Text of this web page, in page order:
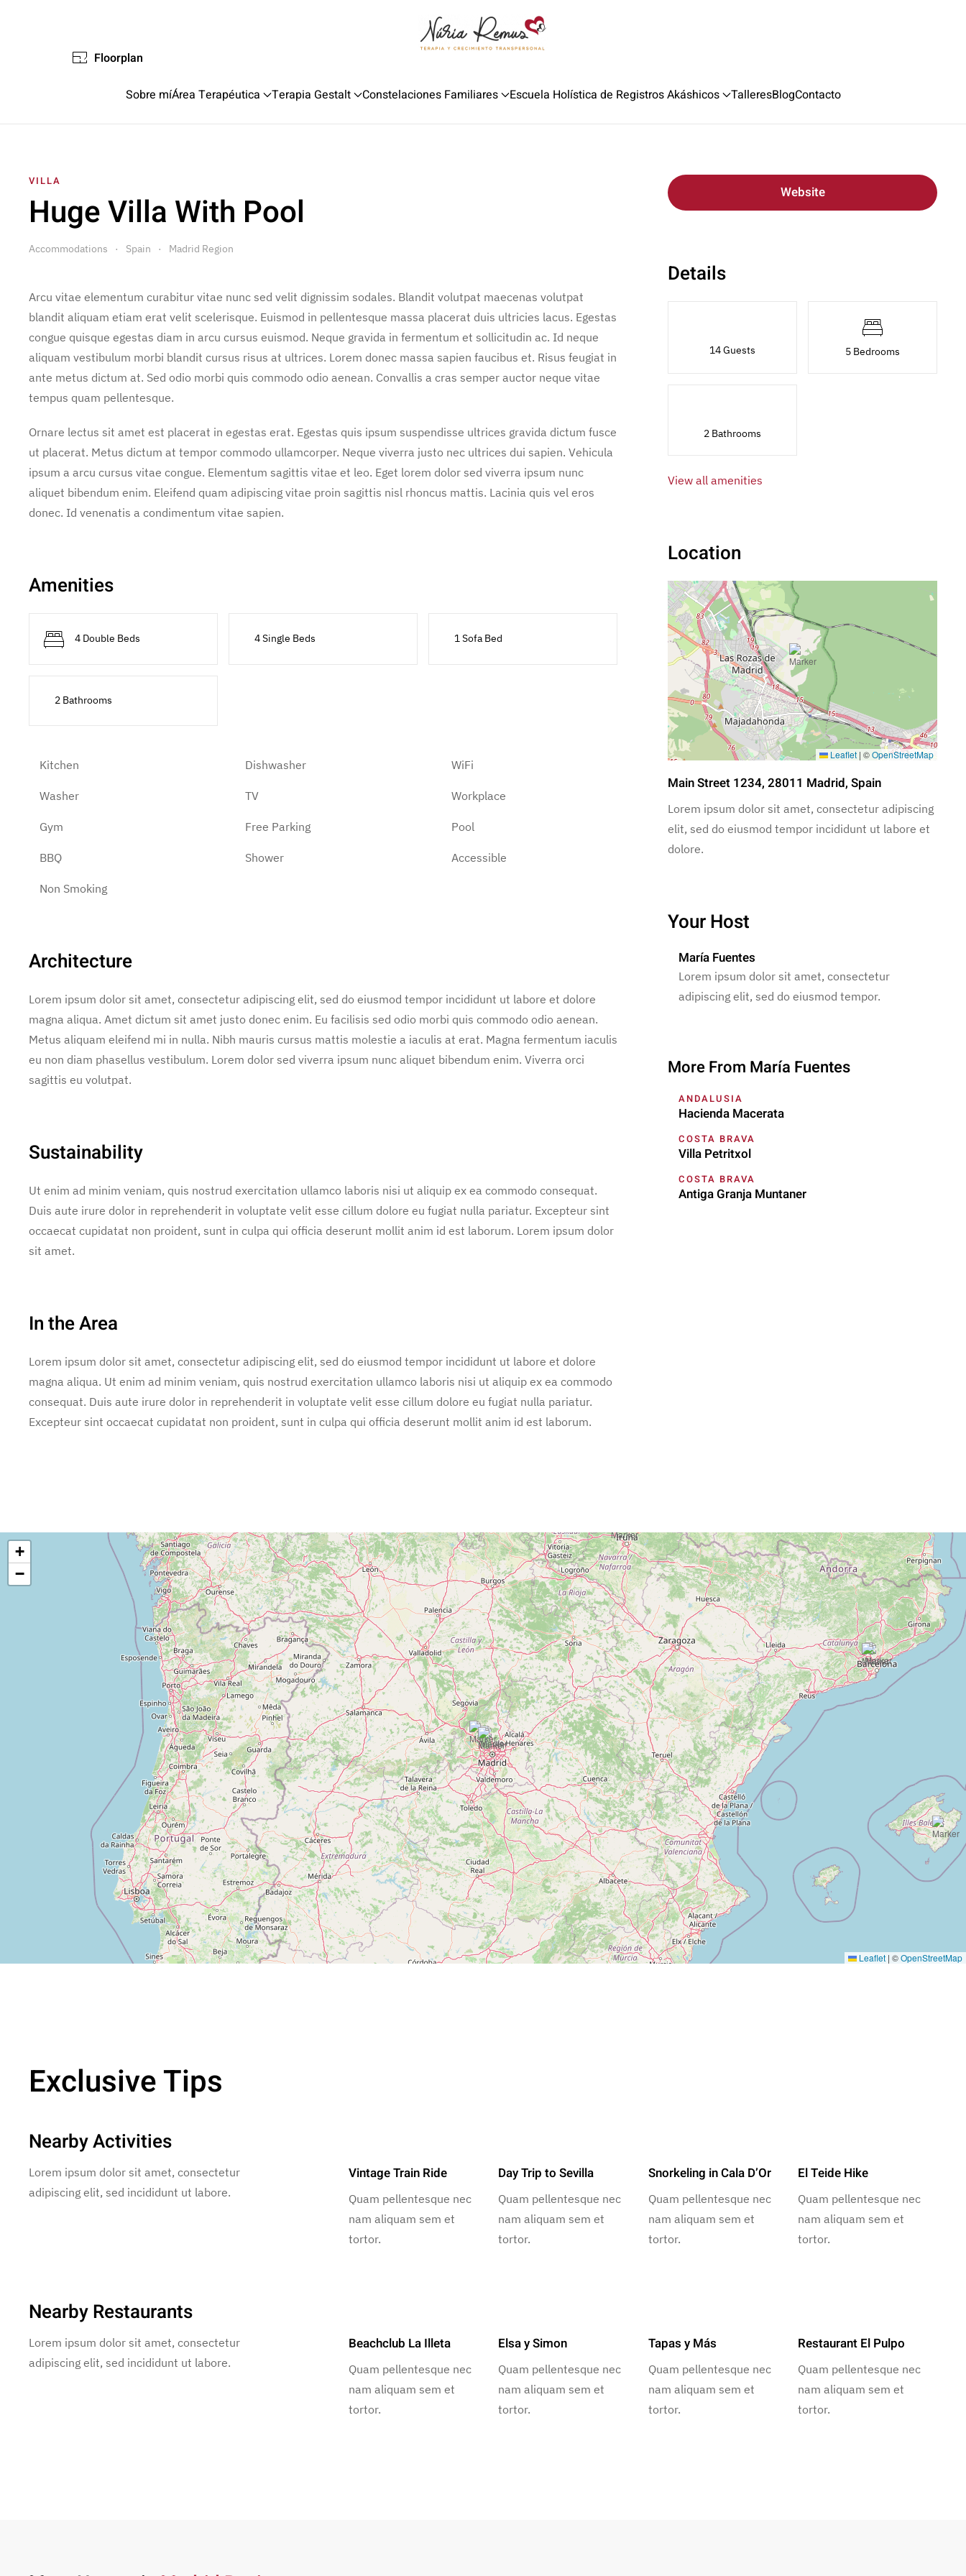
Sobre míÁrea Terapéutica Terapia Gestalt Constelaciones Familiares Escuela Holística de Registros Akáshicos TalleresBlogContacto
Floorplan
VILLA
Huge Villa With Pool
Accommodations Spain Madrid Region
Arcu vitae elementum curabitur vitae nunc sed velit dignissim sodales. Blandit volutpat maecenas volutpat
blandit aliquam etiam erat velit scelerisque. Euismod in pellentesque massa placerat duis ultricies lacus. Egestas
congue quisque egestas diam in arcu cursus euismod. Neque gravida in fermentum et sollicitudin ac. Id neque
aliquam vestibulum morbi blandit cursus risus at ultrices. Lorem donec massa sapien faucibus et. Risus feugiat in
ante metus dictum at. Sed odio morbi quis commodo odio aenean. Convallis a cras semper auctor neque vitae
tempus quam pellentesque.
Ornare lectus sit amet est placerat in egestas erat. Egestas quis ipsum suspendisse ultrices gravida dictum fusce
ut placerat. Metus dictum at tempor commodo ullamcorper. Neque viverra justo nec ultrices dui sapien. Vehicula
ipsum a arcu cursus vitae congue. Elementum sagittis vitae et leo. Eget lorem dolor sed viverra ipsum nunc
aliquet bibendum enim. Eleifend quam adipiscing vitae proin sagittis nisl rhoncus mattis. Lacinia quis vel eros
donec. Id venenatis a condimentum vitae sapien.
Amenities
4 Double Beds 4 Single Beds 1 Sofa Bed
2 Bathrooms
Kitchen Dishwasher WiFi
Washer TV Workplace
Gym Free Parking Pool
BBQ Shower Accessible
Non Smoking
Architecture
Lorem ipsum dolor sit amet, consectetur adipiscing elit, sed do eiusmod tempor incididunt ut labore et dolore
magna aliqua. Amet dictum sit amet justo donec enim. Eu facilisis sed odio morbi quis commodo odio aenean.
Metus aliquam eleifend mi in nulla. Nibh mauris cursus mattis molestie a iaculis at erat. Magna fermentum iaculis
eu non diam phasellus vestibulum. Lorem dolor sed viverra ipsum nunc aliquet bibendum enim. Viverra orci
sagittis eu volutpat.
Sustainability
Ut enim ad minim veniam, quis nostrud exercitation ullamco laboris nisi ut aliquip ex ea commodo consequat.
Duis aute irure dolor in reprehenderit in voluptate velit esse cillum dolore eu fugiat nulla pariatur. Excepteur sint
occaecat cupidatat non proident, sunt in culpa qui officia deserunt mollit anim id est laborum. Lorem ipsum dolor
sit amet.
In the Area
Lorem ipsum dolor sit amet, consectetur adipiscing elit, sed do eiusmod tempor incididunt ut labore et dolore
magna aliqua. Ut enim ad minim veniam, quis nostrud exercitation ullamco laboris nisi ut aliquip ex ea commodo
consequat. Duis aute irure dolor in reprehenderit in voluptate velit esse cillum dolore eu fugiat nulla pariatur.
Excepteur sint occaecat cupidatat non proident, sunt in culpa qui officia deserunt mollit anim id est laborum.
Website
Details
14 Guests 5 Bedrooms
2 Bathrooms
View all amenities
Location
Leaflet | ©OpenStreetMap
Main Street 1234, 28011 Madrid, Spain
Lorem ipsum dolor sit amet, consectetur adipiscing
elit, sed do eiusmod tempor incididunt ut labore et
dolore.
Your Host
María Fuentes
Lorem ipsum dolor sit amet, consectetur
adipiscing elit, sed do eiusmod tempor.
More From María Fuentes
ANDALUSIA
Hacienda Macerata
COSTA BRAVA
Villa Petritxol
COSTA BRAVA
Antiga Granja Muntaner
+
−
Leaflet | ©OpenStreetMap
Exclusive Tips
Nearby Activities
Lorem ipsum dolor sit amet, consectetur
adipiscing elit, sed incididunt ut labore.
Vintage Train Ride
Quam pellentesque nec
nam aliquam sem et
tortor.
Day Trip to Sevilla
Quam pellentesque nec
nam aliquam sem et
tortor.
Snorkeling in Cala D’Or
Quam pellentesque nec
nam aliquam sem et
tortor.
El Teide Hike
Quam pellentesque nec
nam aliquam sem et
tortor.
Nearby Restaurants
Lorem ipsum dolor sit amet, consectetur
adipiscing elit, sed incididunt ut labore.
Beachclub La Illeta
Quam pellentesque nec
nam aliquam sem et
tortor.
Elsa y Simon
Quam pellentesque nec
nam aliquam sem et
tortor.
Tapas y Más
Quam pellentesque nec
nam aliquam sem et
tortor.
Restaurant El Pulpo
Quam pellentesque nec
nam aliquam sem et
tortor.